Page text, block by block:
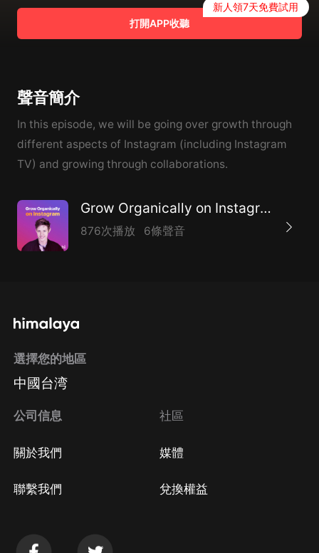
打開APP收聽
新人領7天免費試用
聲音簡介
In this episode, we will be going over growth through
different aspects of Instagram (including Instagram
TV) and growing through collaborations.
Grow Organically on Instagram
876次播放 6條聲音
選擇您的地區
中國台湾
公司信息
關於我們
聯繫我們
社區
媒體
兌換權益